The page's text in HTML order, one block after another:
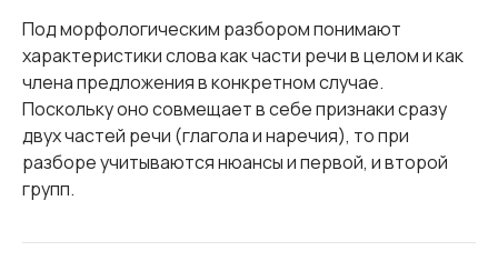
Под морфологическим разбором понимают
характеристики слова как части речи в целом и как
члена предложения в конкретном случае.
Поскольку оно совмещает в себе признаки сразу
двух частей речи (глагола и наречия), то при
разборе учитываются нюансы и первой, и второй
групп.